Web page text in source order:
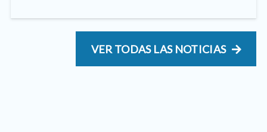
VER TODAS LAS NOTICIAS